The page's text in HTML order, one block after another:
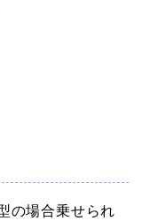
の場合乗せられ